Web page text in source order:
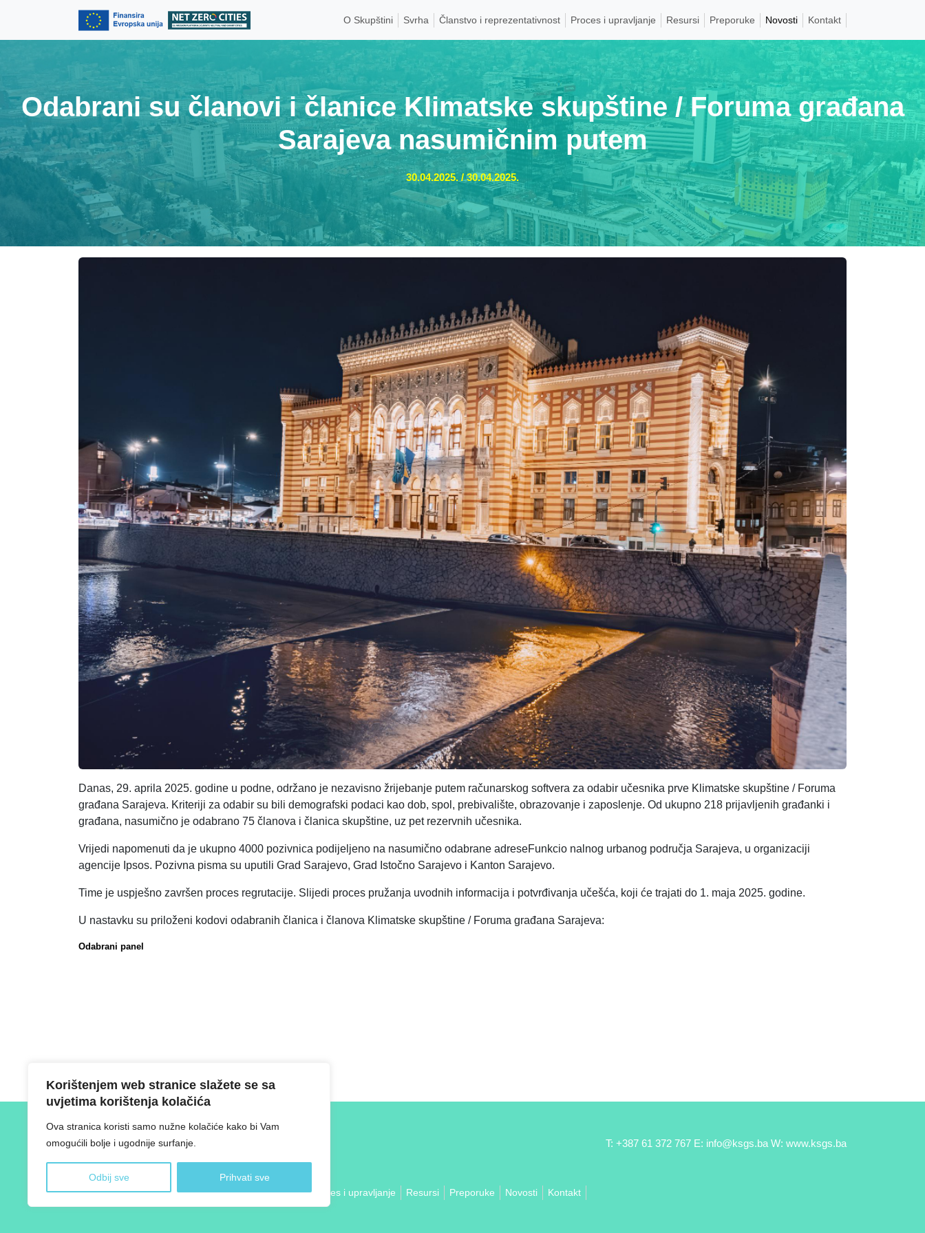
Korištenjem web stranice slažete se sa
uvjetima korištenja kolačića
Ova stranica koristi samo nužne kolačiće kako bi Vam
omogućili bolje i ugodnije surfanje.
Odbij sve Prihvati sve
O Skupštini Svrha Članstvo i reprezentativnost Proces i upravljanje Resursi Preporuke Novosti Kontakt
Odabrani su članovi i članice Klimatske skupštine / Foruma građana
Sarajeva nasumičnim putem
30.04.2025. / 30.04.2025.
Danas, 29. aprila 2025. godine u podne, održano je nezavisno žrijebanje putem računarskog softvera za odabir učesnika prve Klimatske skupštine / Foruma
građana Sarajeva. Kriteriji za odabir su bili demografski podaci kao dob, spol, prebivalište, obrazovanje i zaposlenje. Od ukupno 218 prijavljenih građanki i
građana, nasumično je odabrano 75 članova i članica skupštine, uz pet rezervnih učesnika.
Vrijedi napomenuti da je ukupno 4000 pozivnica podijeljeno na nasumično odabrane adreseFunkcio nalnog urbanog područja Sarajeva, u organizaciji
agencije Ipsos. Pozivna pisma su uputili Grad Sarajevo, Grad Istočno Sarajevo i Kanton Sarajevo.
Time je uspješno završen proces regrutacije. Slijedi proces pružanja uvodnih informacija i potvrđivanja učešća, koji će trajati do 1. maja 2025. godine.
U nastavku su priloženi kodovi odabranih članica i članova Klimatske skupštine / Foruma građana Sarajeva:
Odabrani panel
T: +387 61 372 767 E: info@ksgs.ba W: www.ksgs.ba
O Skupštini Svrha Članstvo i reprezentativnost Proces i upravljanje Resursi Preporuke Novosti Kontakt